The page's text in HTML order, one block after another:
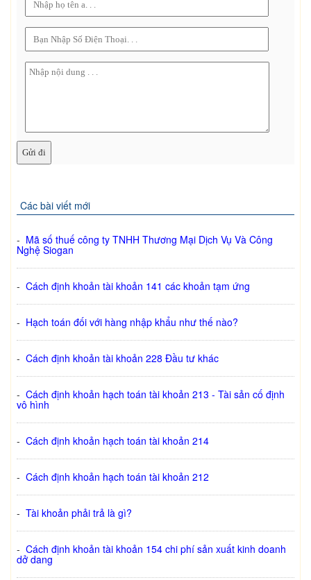
Các bài viết mới
- Mã số thuế công ty TNHH Thương Mại Dịch Vụ Và Công
Nghệ Siogan
- Cách định khoản tài khoản 141 các khoản tạm ứng
- Hạch toán đối với hàng nhập khẩu như thế nào?
- Cách định khoản tài khoản 228 Đầu tư khác
- Cách định khoản hạch toán tài khoản 213 - Tài sản cố định
vô hình
- Cách định khoản hạch toán tài khoản 214
- Cách định khoản hạch toán tài khoản 212
- Tài khoản phải trả là gì?
- Cách định khoản tài khoản 154 chi phí sản xuất kinh doanh
dở dang